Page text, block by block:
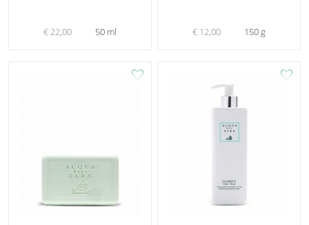
€ 22,00 50 ml € 12,00 150 g
favorite favorite